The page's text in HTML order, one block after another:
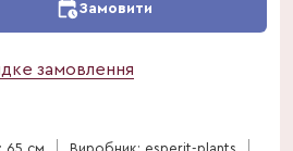
Замовити
замовлення